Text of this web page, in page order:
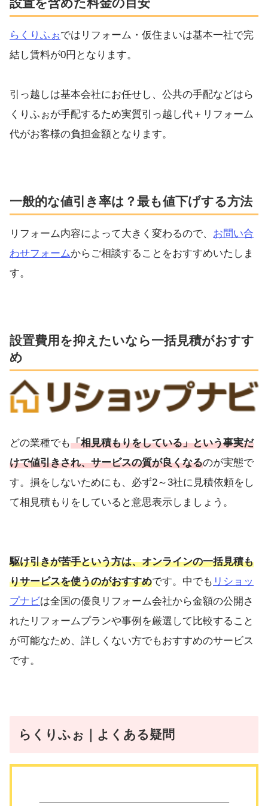
設置を含めた料金の目安
らくりふぉではリフォーム・仮住まいは基本一社で完
結し賃料が0円となります。
引っ越しは基本会社にお任せし、公共の手配などはら
くりふぉが手配するため実質引っ越し代＋リフォーム
代がお客様の負担金額となります。
一般的な値引き率は？最も値下げする方法
リフォーム内容によって大きく変わるので、 お問い合
わせフォームからご相談することをおすすめいたしま
す。
設置費用を抑えたいなら一括見積がおすす
め
どの業種でも「相見積もりをしている」という事実だ
けで値引きされ、サービスの質が良くなるのが実態で
す。損をしないためにも、必ず2～3社に見積依頼をし
て相見積もりをしていると意思表示しましょう。
駆け引きが苦手という方は、オンラインの一括見積も
りサービスを使うのがおすすめです。中でも リショッ
プナビは全国の優良リフォーム会社から金額の公開さ
れたリフォームプランや事例を厳選して比較すること
が可能なため、詳しくない方でもおすすめのサービス
です。
らくりふぉ ｜よくある疑問